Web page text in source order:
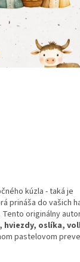
kúzla - taká je
prináša do vašich
originálny
oslíka,
pastelovom